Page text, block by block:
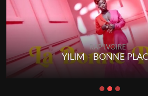
RAP IVOIRE
YILIM - BONNE